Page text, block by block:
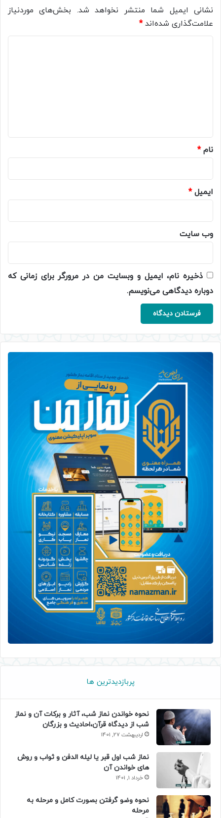
نشانی ایمیل شما منتشر نخواهد شد. بخش‌های موردنیاز
علامت‌گذاری شده‌اند*
نام*
ایمیل*
وب‌ سایت
ذخیره نام، ایمیل و وبسایت من در مرورگر برای زمانی که
دوباره دیدگاهی می‌نویسم.
پربازدیدترین ها
نحوه خواندن نماز شب، آثار و برکات آن و نماز
شب از دیدگاه قرآن،احادیث و بزرگان
اردیبهشت 27, 1401
نماز شب اول قبر یا لیله الدفن و ثواب و روش
های خواندن آن
خرداد 1, 1401
نحوه وضو گرفتن بصورت کامل و مرحله به
مرحله